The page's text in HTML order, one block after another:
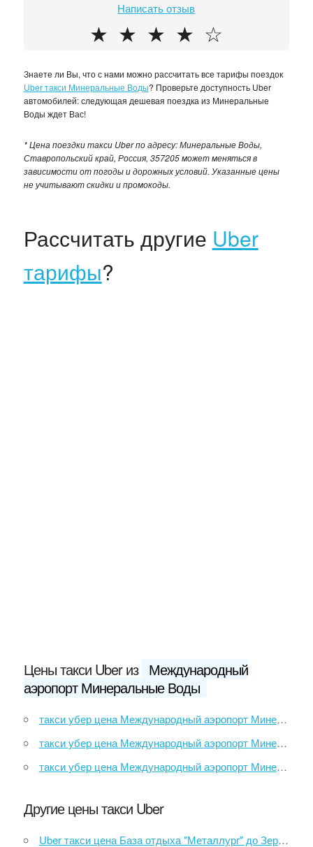
Написать отзыв
☆
★
★
★
★
Знаете ли Вы, что с нами можно рассчитать все тарифы поездок
Uber такси Минеральные Воды? Проверьте доступность Uber
автомобилей: следующая дешевая поездка из Минеральные
Воды ждет Вас!
* Цена поездки такси Uber по адресу: Минеральные Воды,
Ставропольский край, Россия, 357205 может меняться в
зависимости от погоды и дорожных условий. Указанные цены
не учитывают скидки и промокоды.
Рассчитать другие Uber
тарифы?
Цены такси Uber из Международный
аэропорт Минеральные Воды
такси убер цена Международный аэропорт Минеральные Воды до набережная улица (Белый Уголь)
такси убер цена Международный аэропорт Минеральные Воды до Ясный переулок (Белый Уголь), 10
такси убер цена Международный аэропорт Минеральные Воды до Прималкинское
Другие цены такси Uber
Uber такси цена База отдыха "Металлург" до Зерновая улица